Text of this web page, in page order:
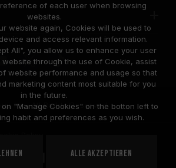
Inc. All Rights Reserved.
STANDORT
United
of each user when browsing
websites.
website again, Cookies will be used to
and access relevant information.
All", you allow us to enhance your user
through the use of Cookie, assist
website performance and usage so that
marketing content most suitable for you
in the future.
"Manage Cookies" on the botton left to
habit and preferences as you wish.
Alle akzeptieren